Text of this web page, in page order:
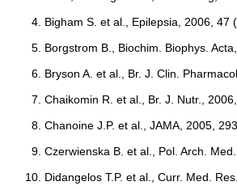
Bigham S. et al., Epilepsia, 2006, 47
Borgstrom B., Biochim. Biophys.
Bryson A. et al., Br. J. Clin.
Chaikomin R. et al., Br. J. Nutr.,
Chanoine J.P. et al., JAMA, 2005,
Czerwienska B. et al., Pol. Arch.
Didangelos T.P. et al., Curr. Med.